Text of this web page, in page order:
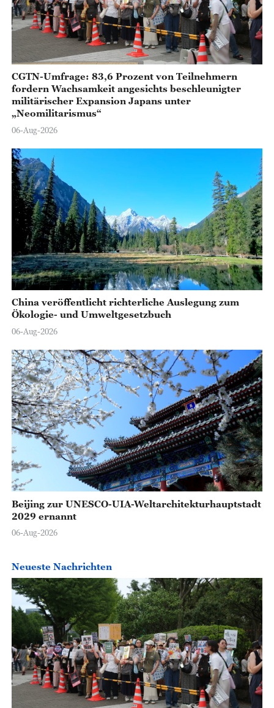
CGTN-Umfrage: 83,6 Prozent von Teilnehmern
fordern Wachsamkeit angesichts beschleunigter
militärischer Expansion Japans unter
„Neomilitarismus“
06-Aug-2026
China veröffentlicht richterliche Auslegung zum
Ökologie- und Umweltgesetzbuch
06-Aug-2026
Beijing zur UNESCO-UIA-Weltarchitekturhauptstadt
2029 ernannt
06-Aug-2026
Neueste Nachrichten